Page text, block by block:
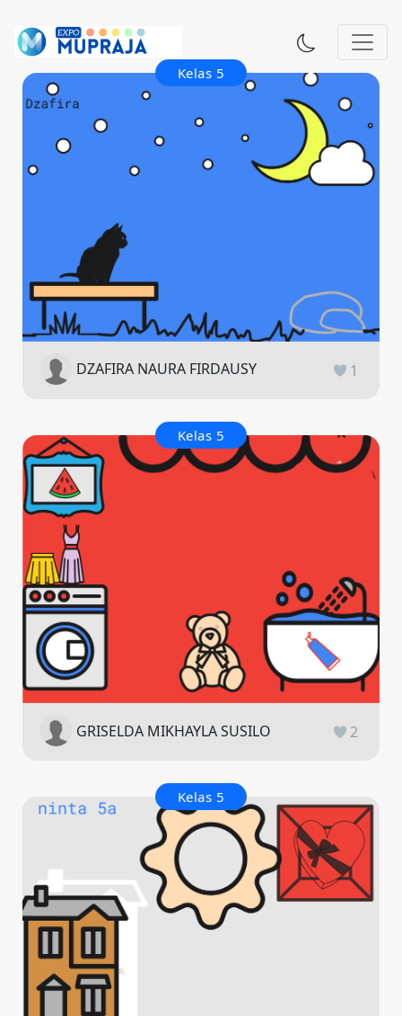
Kelas 5
DZAFIRA NAURA FIRDAUSY 1
Kelas 5
GRISELDA MIKHAYLA SUSILO 2
Kelas 5